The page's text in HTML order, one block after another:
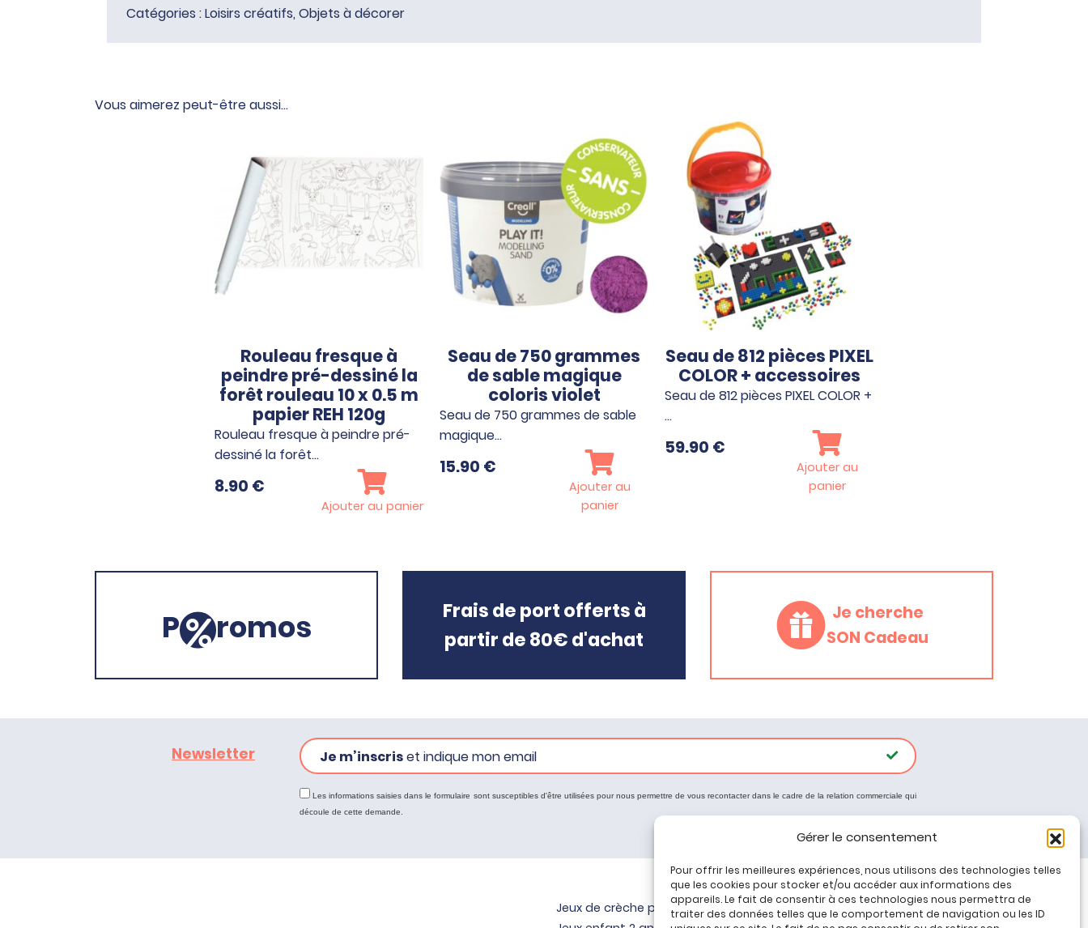
Gérer le consentement
Pour offrir les meilleures expériences, nous utilisons des technologies telles
que les cookies pour stocker et/ou accéder aux informations des
appareils. Le fait de consentir à ces technologies nous permettra de
traiter des données telles que le comportement de navigation ou les ID
Catégories :Loisirs créatifs, Objets à décorer
Vous aimerez peut-être aussi…
Rouleau fresque à
peindre pré-dessiné la
forêt rouleau 10 x 0.5 m
papier REH 120g
Rouleau fresque à peindre pré-
dessiné la forêt…
8.90 €
Ajouter au panier
Seau de 750 grammes
de sable magique
coloris violet
Seau de 750 grammes de sable
magique…
15.90 €
Ajouter au
panier
Seau de 812 pièces PIXEL
COLOR + accessoires
Seau de 812 pièces PIXEL COLOR +
…
59.90 €
Ajouter au
panier
P romos
Frais de port offerts à
partir de 80€ d'achat
Je cherche
SON Cadeau
Newsletter Je m’inscriset indique mon email
Les informations saisies dans le formulaire sont susceptibles d'être utilisées pour nous permettre de vous recontacter dans le cadre de la relation commerciale qui
découle de cette demande.
Jeux de crèche pour bébé
Tous nos produits